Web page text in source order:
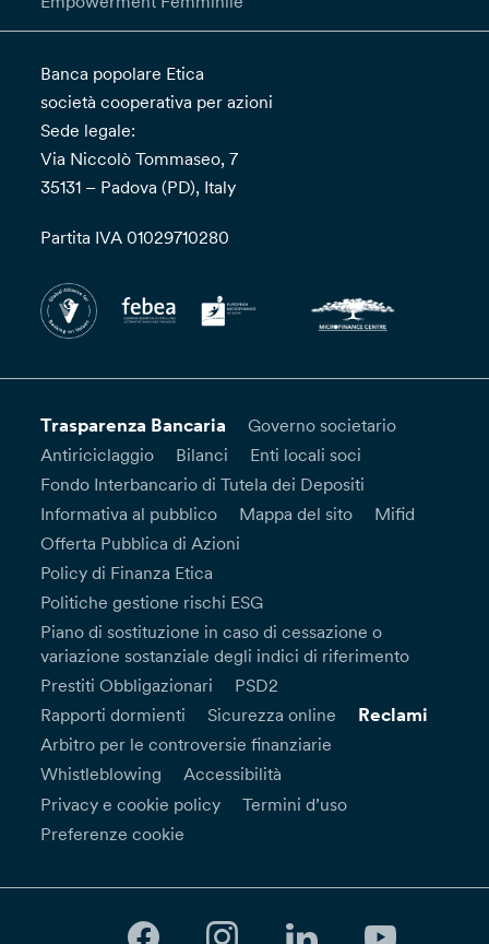
Banca popolare Etica
società cooperativa per azioni
Sede legale:
Via Niccolò Tommaseo, 7
35131 – Padova (PD), Italy
Partita IVA 01029710280
Trasparenza Bancaria
Governo societario
Antiriciclaggio
Bilanci
Enti locali soci
Fondo Interbancario di Tutela dei Depositi
Informativa al pubblico
Mappa del sito
Mifid
Offerta Pubblica di Azioni
Policy di Finanza Etica
Politiche gestione rischi ESG
Piano di sostituzione in caso di cessazione o
variazione sostanziale degli indici di riferimento
Prestiti Obbligazionari
PSD2
Rapporti dormienti
Sicurezza online Reclami
Arbitro per le controversie finanziarie
Whistleblowing
Accessibilità
Privacy e cookie policy
Termini d’uso
Preferenze cookie